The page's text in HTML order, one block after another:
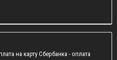
на карту Сбербанка - оплата